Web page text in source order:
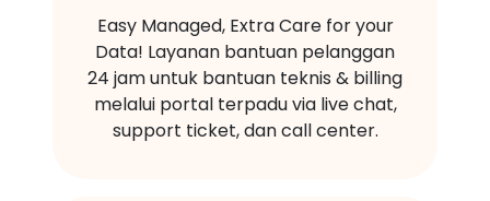
Easy Managed, Extra Care for your
Data! Layanan bantuan pelanggan
24 jam untuk bantuan teknis & billing
melalui portal terpadu via live chat,
support ticket, dan call center.